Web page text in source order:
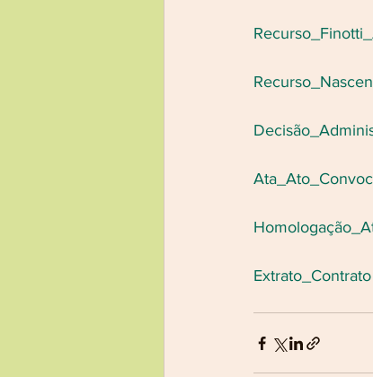
Extrato_Contrato